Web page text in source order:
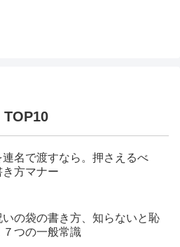
連名で渡すなら。押さえるべ
き方マナー
いの袋の書き方、知らないと恥
７つの一般常識